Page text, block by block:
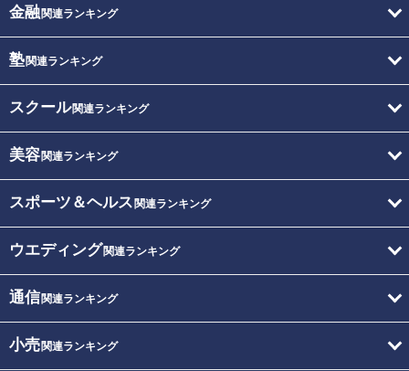
金融関連ランキング
塾関連ランキング
スクール関連ランキング
美容関連ランキング
スポーツ＆ヘルス 関連ランキング
ウエディング関連ランキング
通信関連ランキング
小売関連ランキング